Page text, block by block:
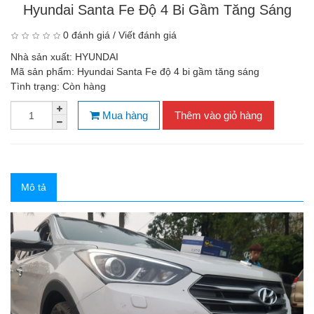
Hyundai Santa Fe Độ 4 Bi Gầm Tăng Sáng
0 đánh giá / Viết đánh giá
Nhà sản xuất: HYUNDAI
Mã sản phẩm: Hyundai Santa Fe độ 4 bi gầm tăng sáng
Tình trạng: Còn hàng
Mua hàng Thêm vào giỏ hàng
Mô tả